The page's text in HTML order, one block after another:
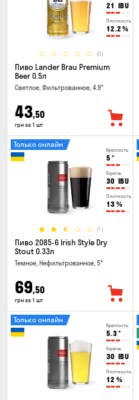
21 IBU
Плотность
12.2 %
(0)
Пиво Lander Brau Premium
Beer 0.5л
Светлое, Фильтрованное, 4.9°
43,50
грн за 1 шт
Крепость
5 °
Горечь
30 IBU
Плотность
13 %
(1)
Только онлайн
Пиво 2085-6 Irish Style Dry
Stout 0.33л
Темное, Нефильтрованное, 5°
69,50
грн за 1 шт
Крепость
5.3°
Горечь
30 IBU
Плотность
12 %
Только онлайн